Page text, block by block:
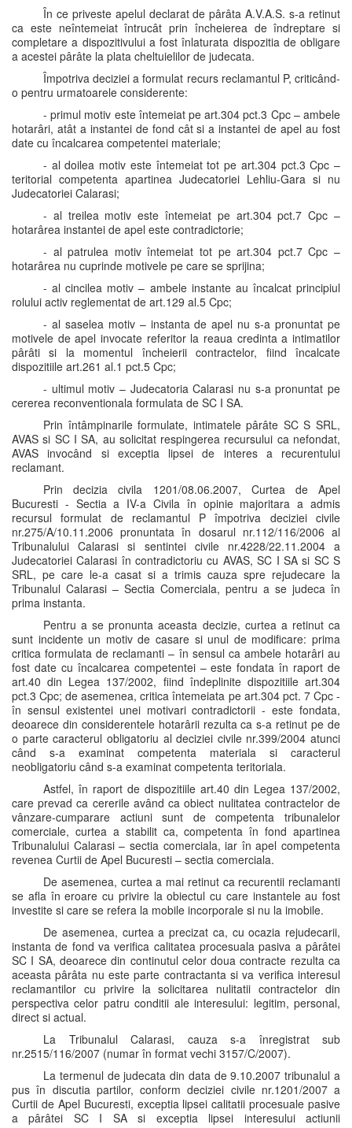
În ce priveste apelul declarat de pârâta A.V.A.S. s-a retinut
ca este neîntemeiat întrucât prin încheierea de îndreptare si
completare a dispozitivului a fost înlaturata dispozitia de obligare
a acestei pârâte la plata cheltuielilor de judecata.
Împotriva deciziei a formulat recurs reclamantul P, criticând-
o pentru urmatoarele considerente:
- primul motiv este întemeiat pe art.304 pct.3 Cpc – ambele
hotarâri, atât a instantei de fond cât si a instantei de apel au fost
date cu încalcarea competentei materiale;
- al doilea motiv este întemeiat tot pe art.304 pct.3 Cpc –
teritorial competenta apartinea Judecatoriei Lehliu-Gara si nu
Judecatoriei Calarasi;
- al treilea motiv este întemeiat pe art.304 pct.7 Cpc –
hotarârea instantei de apel este contradictorie;
- al patrulea motiv întemeiat tot pe art.304 pct.7 Cpc –
hotarârea nu cuprinde motivele pe care se sprijina;
- al cincilea motiv – ambele instante au încalcat principiul
rolului activ reglementat de art.129 al.5 Cpc;
- al saselea motiv – instanta de apel nu s-a pronuntat pe
motivele de apel invocate referitor la reaua credinta a intimatilor
pârâti si la momentul încheierii contractelor, fiind încalcate
dispozitiile art.261 al.1 pct.5 Cpc;
- ultimul motiv – Judecatoria Calarasi nu s-a pronuntat pe
cererea reconventionala formulata de SC I SA.
Prin întâmpinarile formulate, intimatele pârâte SC S SRL,
AVAS si SC I SA, au solicitat respingerea recursului ca nefondat,
AVAS invocând si exceptia lipsei de interes a recurentului
reclamant.
Prin decizia civila 1201/08.06.2007, Curtea de Apel
Bucuresti - Sectia a IV-a Civila în opinie majoritara a admis
recursul formulat de reclamantul P împotriva deciziei civile
nr.275/A/10.11.2006 pronuntata în dosarul nr.112/116/2006 al
Tribunalului Calarasi si sentintei civile nr.4228/22.11.2004 a
Judecatoriei Calarasi în contradictoriu cu AVAS, SC I SA si SC S
SRL, pe care le-a casat si a trimis cauza spre rejudecare la
Tribunalul Calarasi – Sectia Comerciala, pentru a se judeca în
prima instanta.
Pentru a se pronunta aceasta decizie, curtea a retinut ca
sunt incidente un motiv de casare si unul de modificare: prima
critica formulata de reclamanti – în sensul ca ambele hotarâri au
fost date cu încalcarea competentei – este fondata în raport de
art.40 din Legea 137/2002, fiind îndeplinite dispozitiile art.304
pct.3 Cpc; de asemenea, critica întemeiata pe art.304 pct. 7 Cpc -
în sensul existentei unei motivari contradictorii - este fondata,
deoarece din considerentele hotarârii rezulta ca s-a retinut pe de
o parte caracterul obligatoriu al deciziei civile nr.399/2004 atunci
când s-a examinat competenta materiala si caracterul
neobligatoriu când s-a examinat competenta teritoriala.
Astfel, în raport de dispozitiile art.40 din Legea 137/2002,
care prevad ca cererile având ca obiect nulitatea contractelor de
vânzare-cumparare actiuni sunt de competenta tribunalelor
comerciale, curtea a stabilit ca, competenta în fond apartinea
Tribunalului Calarasi – sectia comerciala, iar în apel competenta
revenea Curtii de Apel Bucuresti – sectia comerciala.
De asemenea, curtea a mai retinut ca recurentii reclamanti
se afla în eroare cu privire la obiectul cu care instantele au fost
investite si care se refera la mobile incorporale si nu la imobile.
De asemenea, curtea a precizat ca, cu ocazia rejudecarii,
instanta de fond va verifica calitatea procesuala pasiva a pârâtei
SC I SA, deoarece din continutul celor doua contracte rezulta ca
aceasta pârâta nu este parte contractanta si va verifica interesul
reclamantilor cu privire la solicitarea nulitatii contractelor din
perspectiva celor patru conditii ale interesului: legitim, personal,
direct si actual.
La Tribunalul Calarasi, cauza s-a înregistrat sub
nr.2515/116/2007 (numar în format vechi 3157/C/2007).
La termenul de judecata din data de 9.10.2007 tribunalul a
pus în discutia partilor, conform deciziei civile nr.1201/2007 a
Curtii de Apel Bucuresti, exceptia lipsei calitatii procesuale pasive
a pârâtei SC I SA si exceptia lipsei interesului actiunii